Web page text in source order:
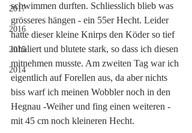
2017
2016
2015
2014
schwimmen durften. Schliesslich blieb was
grösseres hängen - ein 55er Hecht. Leider
hatte dieser kleine Knirps den Köder so tief
inhaliert und blutete stark, so dass ich diesen
mitnehmen musste. Am zweiten Tag war ich
eigentlich auf Forellen aus, da aber nichts
biss warf ich meinen Wobbler noch in den
Hegnau -Weiher und fing einen weiteren -
mit 45 cm noch kleineren Hecht.